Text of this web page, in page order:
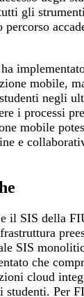
gli
percorso
mobile,
negli
i processi
mobile
e
il SIS della
SIS
che
cloud
studenti. Per